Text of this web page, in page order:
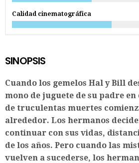
Calidad cinematográfica
SINOPSIS
Cuando los gemelos Hal y Bill
mono de juguete de su padre
de truculentas muertes
alrededor. Los hermanos
continuar con sus vidas,
de los años. Pero cuando las
vuelven a sucederse, los